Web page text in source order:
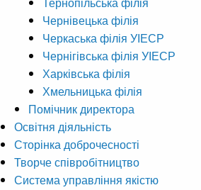
Чернівецька філія
Черкаська філія УІЕСР
Чернігівська філія УІЕСР
Харківська філія
Хмельницька філія
Помічник директора
Освітня діяльність
Сторінка доброчесності
Творче співробітництво
Система управління якістю